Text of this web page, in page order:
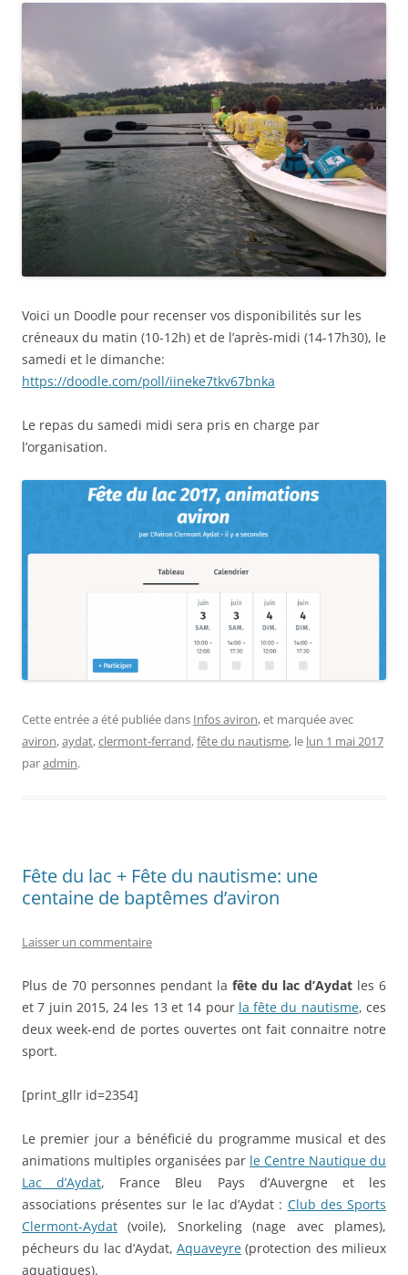
Voici un Doodle pour recenser vos disponibilités sur les
créneaux du matin (10-12h) et de l’après-midi (14-17h30), le
samedi et le dimanche:
https://doodle.com/poll/iineke7tkv67bnka
Le repas du samedi midi sera pris en charge par
l’organisation.
Cette entrée a été publiée dans Infos aviron, et marquée avec
aviron,aydat,clermont-ferrand,fête du nautisme, le lun 1 mai 2017
paradmin.
Fête du lac + Fête du nautisme: une
centaine de baptêmes d’aviron
Laisser un commentaire
Plus de 70 personnes pendant la fête du lac d’Aydat les 6
et 7 juin 2015, 24 les 13 et 14 pour la fête du nautisme, ces
deux week-end de portes ouvertes ont fait connaitre notre
sport.
[print_gllr id=2354]
Le premier jour a bénéficié du programme musical et des
animations multiples organisées par le Centre Nautique du
Lac d’Aydat, France Bleu Pays d’Auvergne et les
associations présentes sur le lac d’Aydat : Club des Sports
Clermont-Aydat (voile), Snorkeling (nage avec plames),
pécheurs du lac d’Aydat,Aquaveyre (protection des milieux
aquatiques).